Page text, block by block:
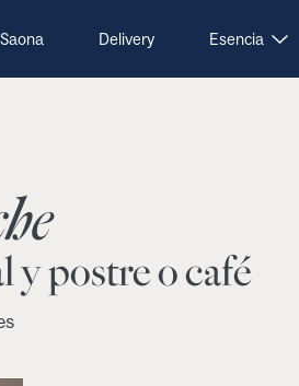
Delivery Esencia
postre o café